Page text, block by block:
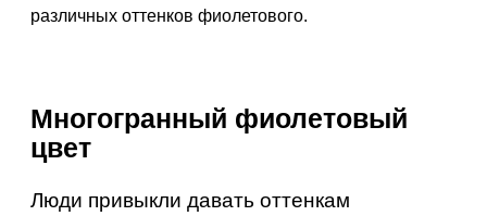
различных оттенков фиолетового.
Многогранный фиолетовый
цвет
Люди привыкли давать оттенкам